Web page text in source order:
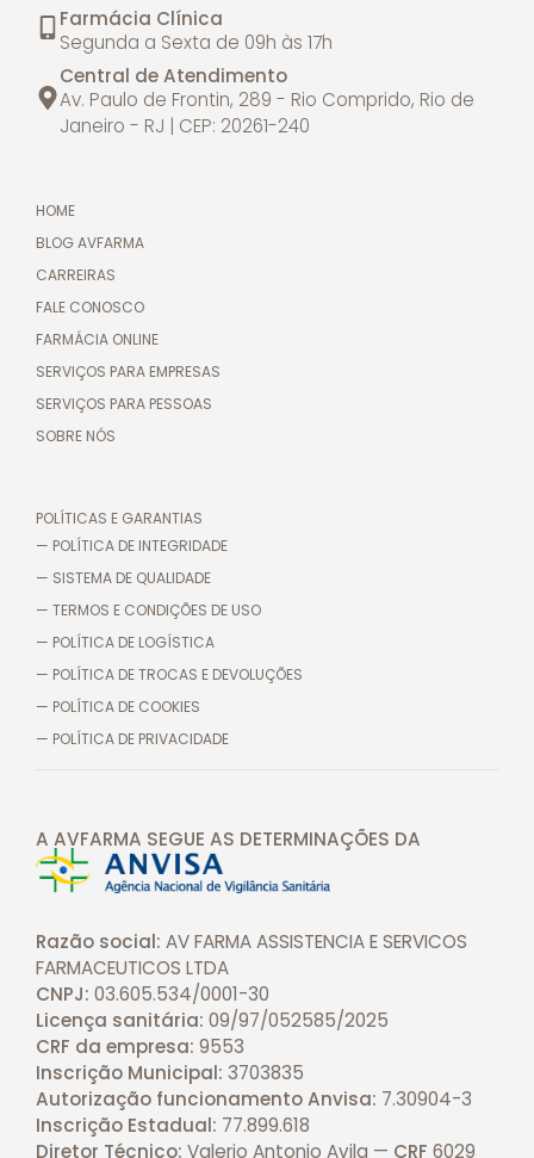
Farmácia Clínica
Segunda a Sexta de 09h às 17h
Central de Atendimento
Av. Paulo de Frontin, 289 - Rio Comprido, Rio de
Janeiro - RJ | CEP: 20261-240
HOME
BLOG AVFARMA
CARREIRAS
FALE CONOSCO
FARMÁCIA ONLINE
SERVIÇOS PARA EMPRESAS
SERVIÇOS PARA PESSOAS
SOBRE NÓS
POLÍTICAS E GARANTIAS
— POLÍTICA DE INTEGRIDADE
— SISTEMA DE QUALIDADE
— TERMOS E CONDIÇÕES DE USO
— POLÍTICA DE LOGÍSTICA
— POLÍTICA DE TROCAS E DEVOLUÇÕES
— POLÍTICA DE COOKIES
— POLÍTICA DE PRIVACIDADE
A AVFARMA SEGUE AS DETERMINAÇÕES DA
Razão social: AV FARMA ASSISTENCIA E SERVICOS
FARMACEUTICOS LTDA
CNPJ: 03.605.534/0001-30
Licença sanitária: 09/97/052585/2025
CRF da empresa: 9553
Inscrição Municipal: 3703835
Autorização funcionamento Anvisa: 7.30904-3
Inscrição Estadual: 77.899.618
Diretor Técnico: Valerio Antonio Avila — CRF 6029